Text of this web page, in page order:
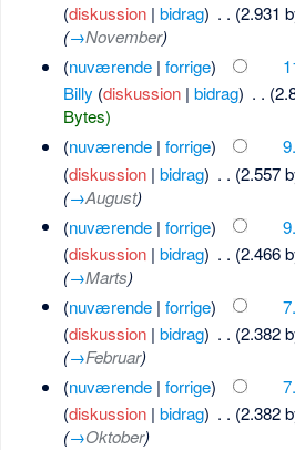
(diskussion| bidrag) . . (2.931
(→November)
(nuværende| forrige)
Billy (diskussion| bidrag) . .
Bytes)
(nuværende| forrige)
(diskussion| bidrag) . . (2.557
(→August)
(nuværende| forrige)
(diskussion| bidrag) . . (2.466
(→Marts)
(nuværende| forrige)
(diskussion| bidrag) . . (2.382
(→Februar)
(nuværende| forrige)
(diskussion| bidrag) . . (2.382
(→Oktober)